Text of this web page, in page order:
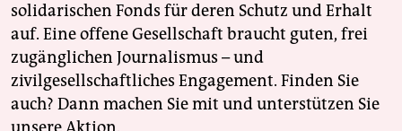
solidarischen Fonds für deren Schutz und Erhalt
auf. Eine offene Gesellschaft braucht guten, frei
zugänglichen Journalismus – und
zivilgesellschaftliches Engagement. Finden Sie
auch? Dann machen Sie mit und unterstützen Sie